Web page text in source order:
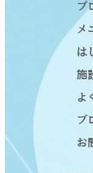
プ
メ
は
施
よ
ブ
お